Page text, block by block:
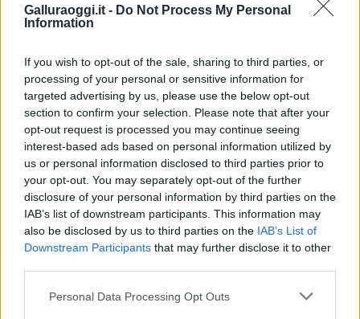
Galluraoggi.it - Do Not Process My Personal
Information
If you wish to opt-out of the sale, sharing to third parties, or
processing of your personal or sensitive information for
targeted advertising by us, please use the below opt-out
section to confirm your selection. Please note that after your
opt-out request is processed you may continue seeing
interest-based ads based on personal information utilized by
us or personal information disclosed to third parties prior to
your opt-out. You may separately opt-out of the further
disclosure of your personal information by third parties on the
IAB’s list of downstream participants. This information may
also be disclosed by us to third parties on the IAB’s List of
Downstream Participants that may further disclose it to other
Please note that this website/app uses one or more Google
Personal Data Processing Opt Outs
sezioneLogin dal menù del sito o
cliccando
TEMI:
Davide Maria Boncompagni
Ndrangheta Sardegna
Notizie Santa Teresa Gallura
Notizie Sardegna
Sequestro Case Santa Teresa Gallura
Inviaci le tue segnalazioni,
i tuoi video e le tue foto
Su WhatsApp al numero +39
345 356 7512